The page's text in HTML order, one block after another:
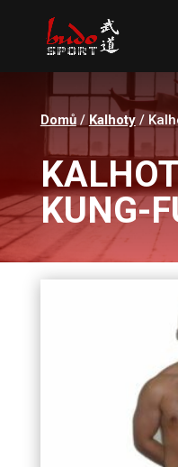
Products
search
Domů/ Kalhoty/
KUNG-